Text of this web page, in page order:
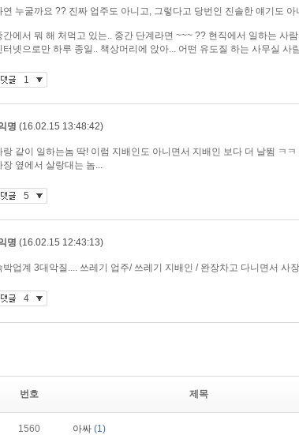
번호 제목
1560 아싸 (1)